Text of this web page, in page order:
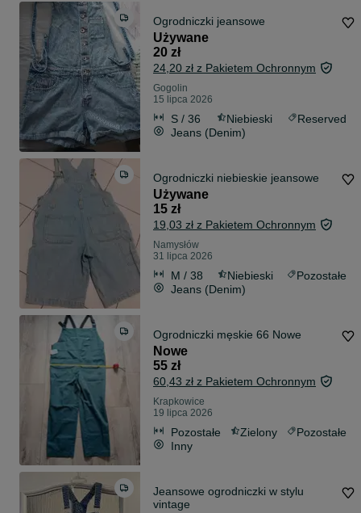
Ogrodniczki jeansowe
Używane
20 zł
24,20 zł z Pakietem Ochronnym
Gogolin
15 lipca 2026
S / 36 Niebieski
Reserved
Jeans (Denim)
Ogrodniczki niebieskie jeansowe
Używane
15 zł
19,03 zł z Pakietem Ochronnym
Namysłów
31 lipca 2026
M / 38 Niebieski
Pozostałe
Jeans (Denim)
Ogrodniczki męskie 66 Nowe
Nowe
55 zł
60,43 zł z Pakietem Ochronnym
Krapkowice
19 lipca 2026
Pozostałe Zielony
Pozostałe
Inny
Jeansowe ogrodniczki w stylu
vintage